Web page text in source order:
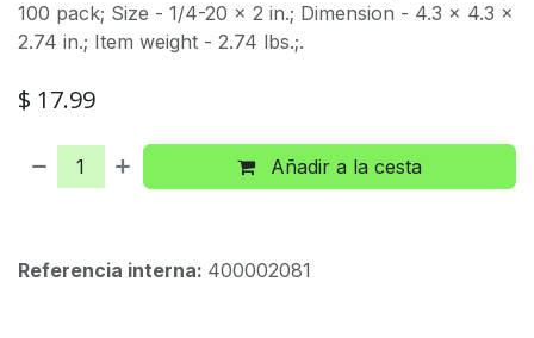
100 pack; Size - 1/4-20 x 2 in.; Dimension - 4.3 x 4.3 x
2.74 in.; Item weight - 2.74 lbs.;.
$ 17.99
Añadir a la cesta
Referencia interna: 400002081